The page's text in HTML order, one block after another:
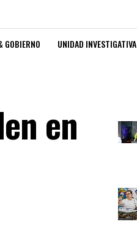
GOBIERNO UNIDAD INVESTIGATIVA
en